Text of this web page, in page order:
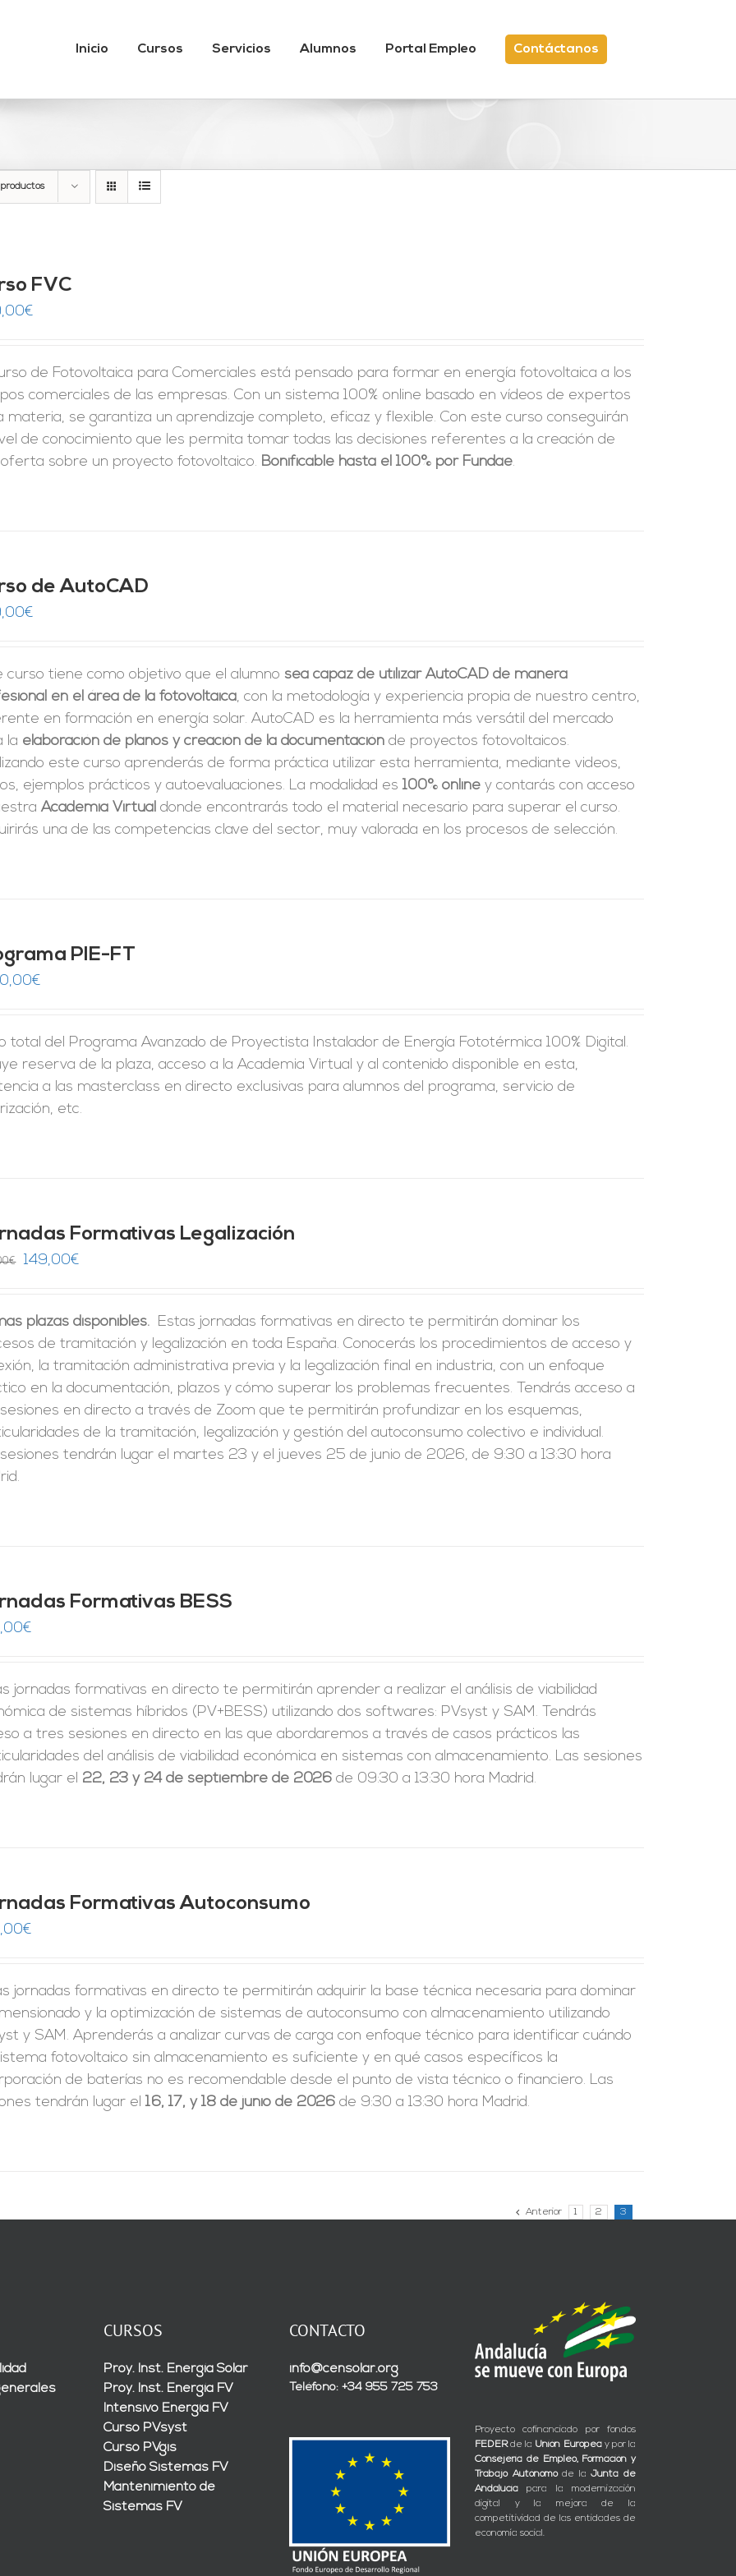
Inicio Cursos Servicios Alumnos Portal Empleo Contáctanos
FVC
€
de Fotovoltaica para Comerciales está pensado para formar en energía fotovoltaica a los
comerciales de las empresas. Con un sistema 100% online basado en vídeos de expertos
materia, se garantiza un aprendizaje completo, eficaz y flexible. Con este curso conseguirán
de conocimiento que les permita tomar todas las decisiones referentes a la creación de
sobre un proyecto fotovoltaico. Bonificable hasta el 100% por Fundae.
de AutoCAD
€
curso tiene como objetivo que el alumno sea capaz de utilizar AutoCAD de manera
en el área de la fotovoltaica, con la metodología y experiencia propia de nuestro centro,
en formación en energía solar. AutoCAD es la herramienta más versátil del mercado
la elaboración de planos y creación de la documentación de proyectos fotovoltaicos.
este curso aprenderás de forma práctica utilizar esta herramienta, mediante videos,
ejemplos prácticos y autoevaluaciones. La modalidad es100% online y contarás con acceso
Academia Virtual donde encontrarás todo el material necesario para superar el curso.
una de las competencias clave del sector, muy valorada en los procesos de selección.
PIE-FT
€
total del Programa Avanzado de Proyectista Instalador de Energía Fototérmica 100% Digital.
reserva de la plaza, acceso a la Academia Virtual y al contenido disponible en esta,
a las masterclass en directo exclusivas para alumnos del programa, servicio de
etc.
Formativas Legalización
€
El
era:
246,00€.
149,00€
es:
149,00€.
plazas disponibles. Estas jornadas formativas en directo te permitirán dominar los
de tramitación y legalización en toda España. Conocerás los procedimientos de acceso y
la tramitación administrativa previa y la legalización final en industria, con un enfoque
en la documentación, plazos y cómo superar los problemas frecuentes. Tendrás acceso a
en directo a través de Zoom que te permitirán profundizar en los esquemas,
de la tramitación, legalización y gestión del autoconsumo colectivo e individual.
tendrán lugar el martes 23 y el jueves 25 de junio de 2026, de 9:30 a 13:30 hora
Formativas BESS
€
jornadas formativas en directo te permitirán aprender a realizar el análisis de viabilidad
de sistemas híbridos (PV+BESS) utilizando dos softwares: PVsyst y SAM. Tendrás
a tres sesiones en directo en las que abordaremos a través de casos prácticos las
del análisis de viabilidad económica en sistemas con almacenamiento. Las sesiones
lugar el 22, 23 y 24 de septiembre de 2026 de 09:30 a 13:30 hora Madrid.
Formativas Autoconsumo
€
jornadas formativas en directo te permitirán adquirir la base técnica necesaria para dominar
y la optimización de sistemas de autoconsumo con almacenamiento utilizando
y SAM. Aprenderás a analizar curvas de carga con enfoque técnico para identificar cuándo
fotovoltaico sin almacenamiento es suficiente y en qué casos específicos la
de baterías no es recomendable desde el punto de vista técnico o financiero. Las
tendrán lugar el16, 17, y 18 de junio de 2026 de 9:30 a 13:30 hora Madrid.
Anterior 1 2 3
CURSOS
Proy. Inst. Energía Solar
Proy. Inst. Energía FV
Intensivo Energía FV
Curso PVsyst
Curso PVgis
Diseño Sistemas FV
Mantenimiento de
Sistemas FV
CONTACTO
info@censolar.org
Teléfono: +34 955 725 753
Proyecto cofinanciado por fondos
FEDERde la Unión Europeay por la
Consejería de Empleo, Formación y
Trabajo Autónomode laJunta de
Andalucía para la modernización
digital y la mejora de la
competitividad de las entidades de
economía social.